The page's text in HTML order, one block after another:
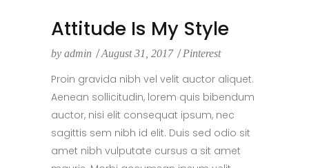
Attitude Is My Style
by admin August 31, 2017 Pinterest
Proin gravida nibh vel velit auctor aliquet.
Aenean sollicitudin, lorem quis bibendum
auctor, nisi elit consequat ipsum, nec
sagittis sem nibh id elit. Duis sed odio sit
amet nibh vulputate cursus a sit amet